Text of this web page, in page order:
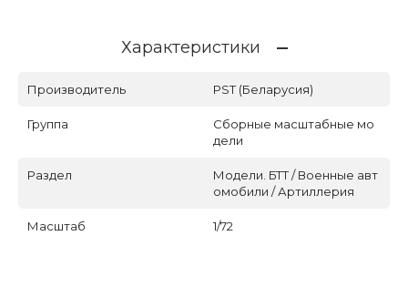
Характеристики
Производитель PST (Беларусия)
Группа
Сборные масштабные мо
дели
Раздел
Модели. БТТ / Военные авт
омобили / Артиллерия
Масштаб 1/72